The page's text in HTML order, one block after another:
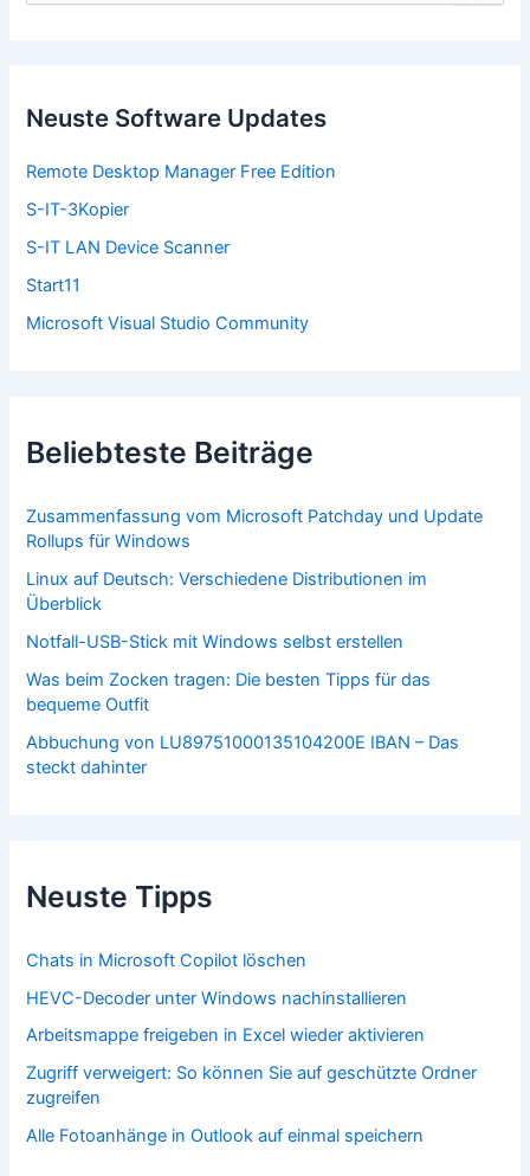
n
a
h
:
Neuste Software Updates
Remote Desktop Manager Free Edition
S-IT-3Kopier
S-IT LAN Device Scanner
Start11
Microsoft Visual Studio Community
Beliebteste Beiträge
Zusammenfassung vom Microsoft Patchday und Update
Rollups für Windows
Linux auf Deutsch: Verschiedene Distributionen im
Überblick
Notfall-USB-Stick mit Windows selbst erstellen
Was beim Zocken tragen: Die besten Tipps für das
bequeme Outfit
Abbuchung von LU89751000135104200E IBAN – Das
steckt dahinter
Neuste Tipps
Chats in Microsoft Copilot löschen
HEVC-Decoder unter Windows nachinstallieren
Arbeitsmappe freigeben in Excel wieder aktivieren
Zugriff verweigert: So können Sie auf geschützte Ordner
zugreifen
Alle Fotoanhänge in Outlook auf einmal speichern